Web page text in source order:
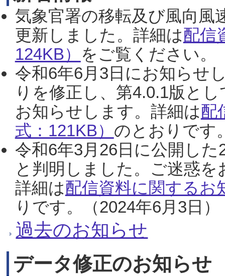
気象官署の移転及び風向風
更新しました。詳細は配信
124KB） をご覧ください。
令和6年6月3日にお知らせ
りを修正し、第4.0.1版と
お知らせします。詳細は配
式：121KB） のとおりです
令和6年3月26日に公開し
と判明しました。ご迷惑
詳細は配信資料に関するお
りです。（2024年6月3日）
過去のお知らせ
データ修正のお知らせ